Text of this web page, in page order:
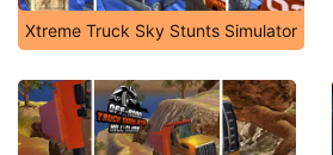
Xtreme Truck Sky Stunts Simulator